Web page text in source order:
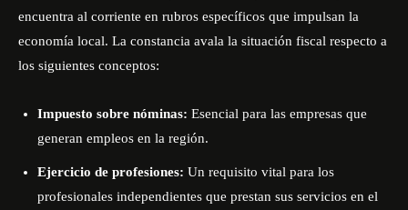
encuentra al corriente en rubros específicos que impulsan la
economía local. La constancia avala la situación fiscal respecto a
los siguientes conceptos:
Impuesto sobre nóminas: Esencial para las empresas que
generan empleos en la región.
Ejercicio de profesiones: Un requisito vital para los
profesionales independientes que prestan sus servicios en el